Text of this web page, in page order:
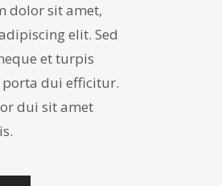
dolor sit amet,
elit. Sed
et turpis
dui efficitur.
dui sit amet